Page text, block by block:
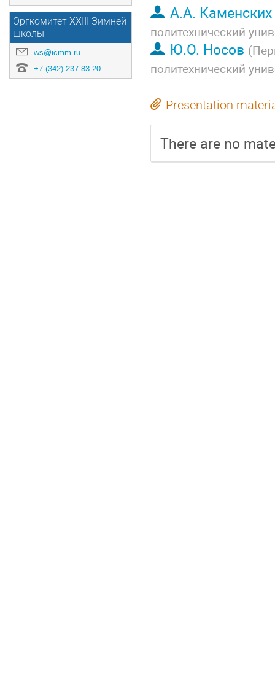
Оргкомитет XXIII Зимней
школы
ws@icmm.ru
+7 (342) 237 83 20
А.А. Каменских
политехнический
Ю.О. Носов (
политехнический
Presentation
There are no